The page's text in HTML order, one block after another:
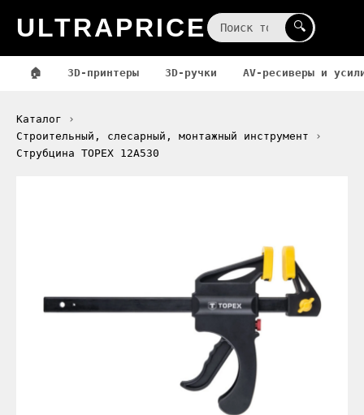
ULTRAPRICE 🔍
🏠 3D-принтеры 3D-ручки AV-ресиверы и
Каталог
Строительный, слесарный, монтажный инструмент
Струбцина TOPEX 12A530